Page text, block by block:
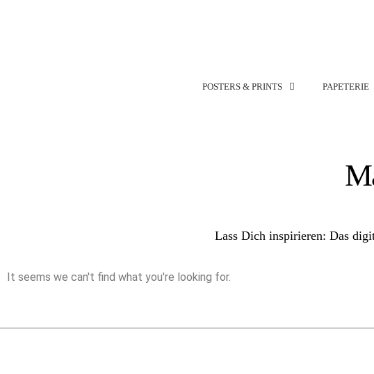
POSTERS & PRINTS PAPETERIE
Lass Dich inspirieren: Das
It seems we can't find what you're looking for.